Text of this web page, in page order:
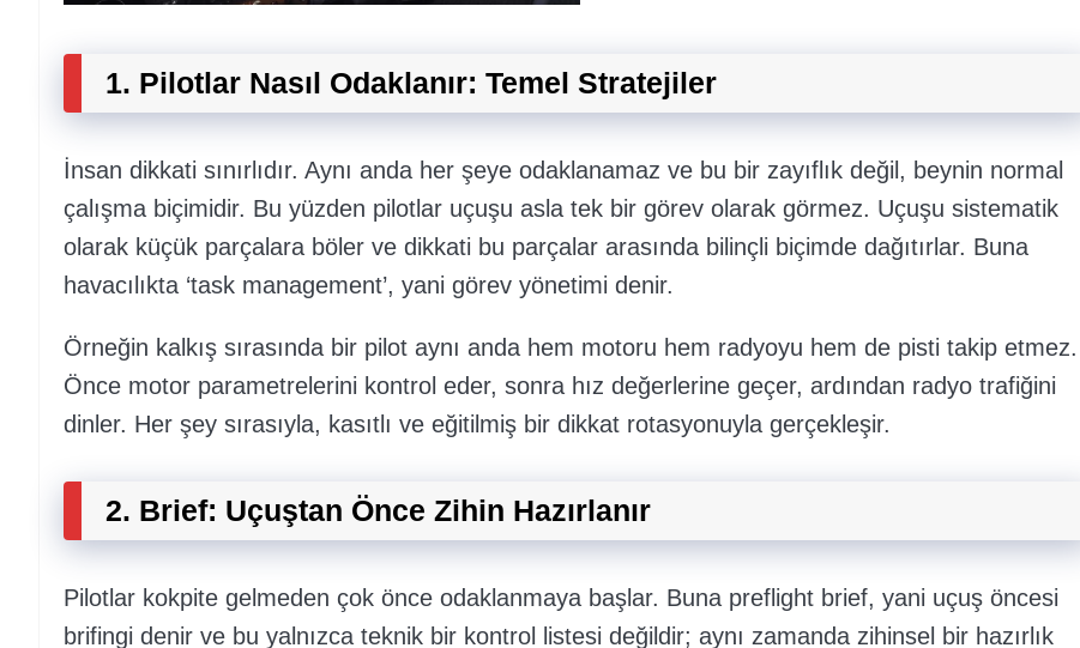
1. Pilotlar Nasıl Odaklanır: Temel Stratejiler
İnsan dikkati sınırlıdır. Aynı anda her şeye odaklanamaz ve bu bir zayıflık değil, beynin normal
çalışma biçimidir. Bu yüzden pilotlar uçuşu asla tek bir görev olarak görmez. Uçuşu sistematik
olarak küçük parçalara böler ve dikkati bu parçalar arasında bilinçli biçimde dağıtırlar. Buna
havacılıkta ‘task management’, yani görev yönetimi denir.
Örneğin kalkış sırasında bir pilot aynı anda hem motoru hem radyoyu hem de pisti takip etmez.
Önce motor parametrelerini kontrol eder, sonra hız değerlerine geçer, ardından radyo trafiğini
dinler. Her şey sırasıyla, kasıtlı ve eğitilmiş bir dikkat rotasyonuyla gerçekleşir.
2. Brief: Uçuştan Önce Zihin Hazırlanır
Pilotlar kokpite gelmeden çok önce odaklanmaya başlar. Buna preflight brief, yani uçuş öncesi
brifingi denir ve bu yalnızca teknik bir kontrol listesi değildir; aynı zamanda zihinsel bir hazırlık